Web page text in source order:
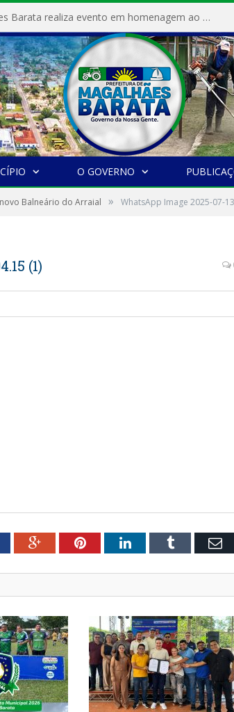
Prefeitura de Magalhães Barata realiza evento em homenagem ao Dia Internacional da Mulher
O GOVERNO
Balneário do Arraial » WhatsApp Image 2025-07-
(1)
Google+PinterestLinkedInTumblr